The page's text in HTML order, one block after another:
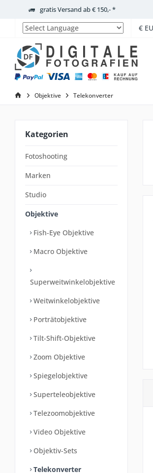
gratis Versand ab € 150,- *
Powered by
Objektive Telekonverter
Kategorien
Fotoshooting
Marken
Studio
Objektive
Fish-Eye Objektive
Macro Objektive
Superweitwinkelobjektive
Weitwinkelobjektive
Porträtobjektive
Tilt-Shift-Objektive
Zoom Objektive
Spiegelobjektive
Superteleobjektive
Telezoomobjektive
Video Objektive
Objektiv-Sets
Telekonverter